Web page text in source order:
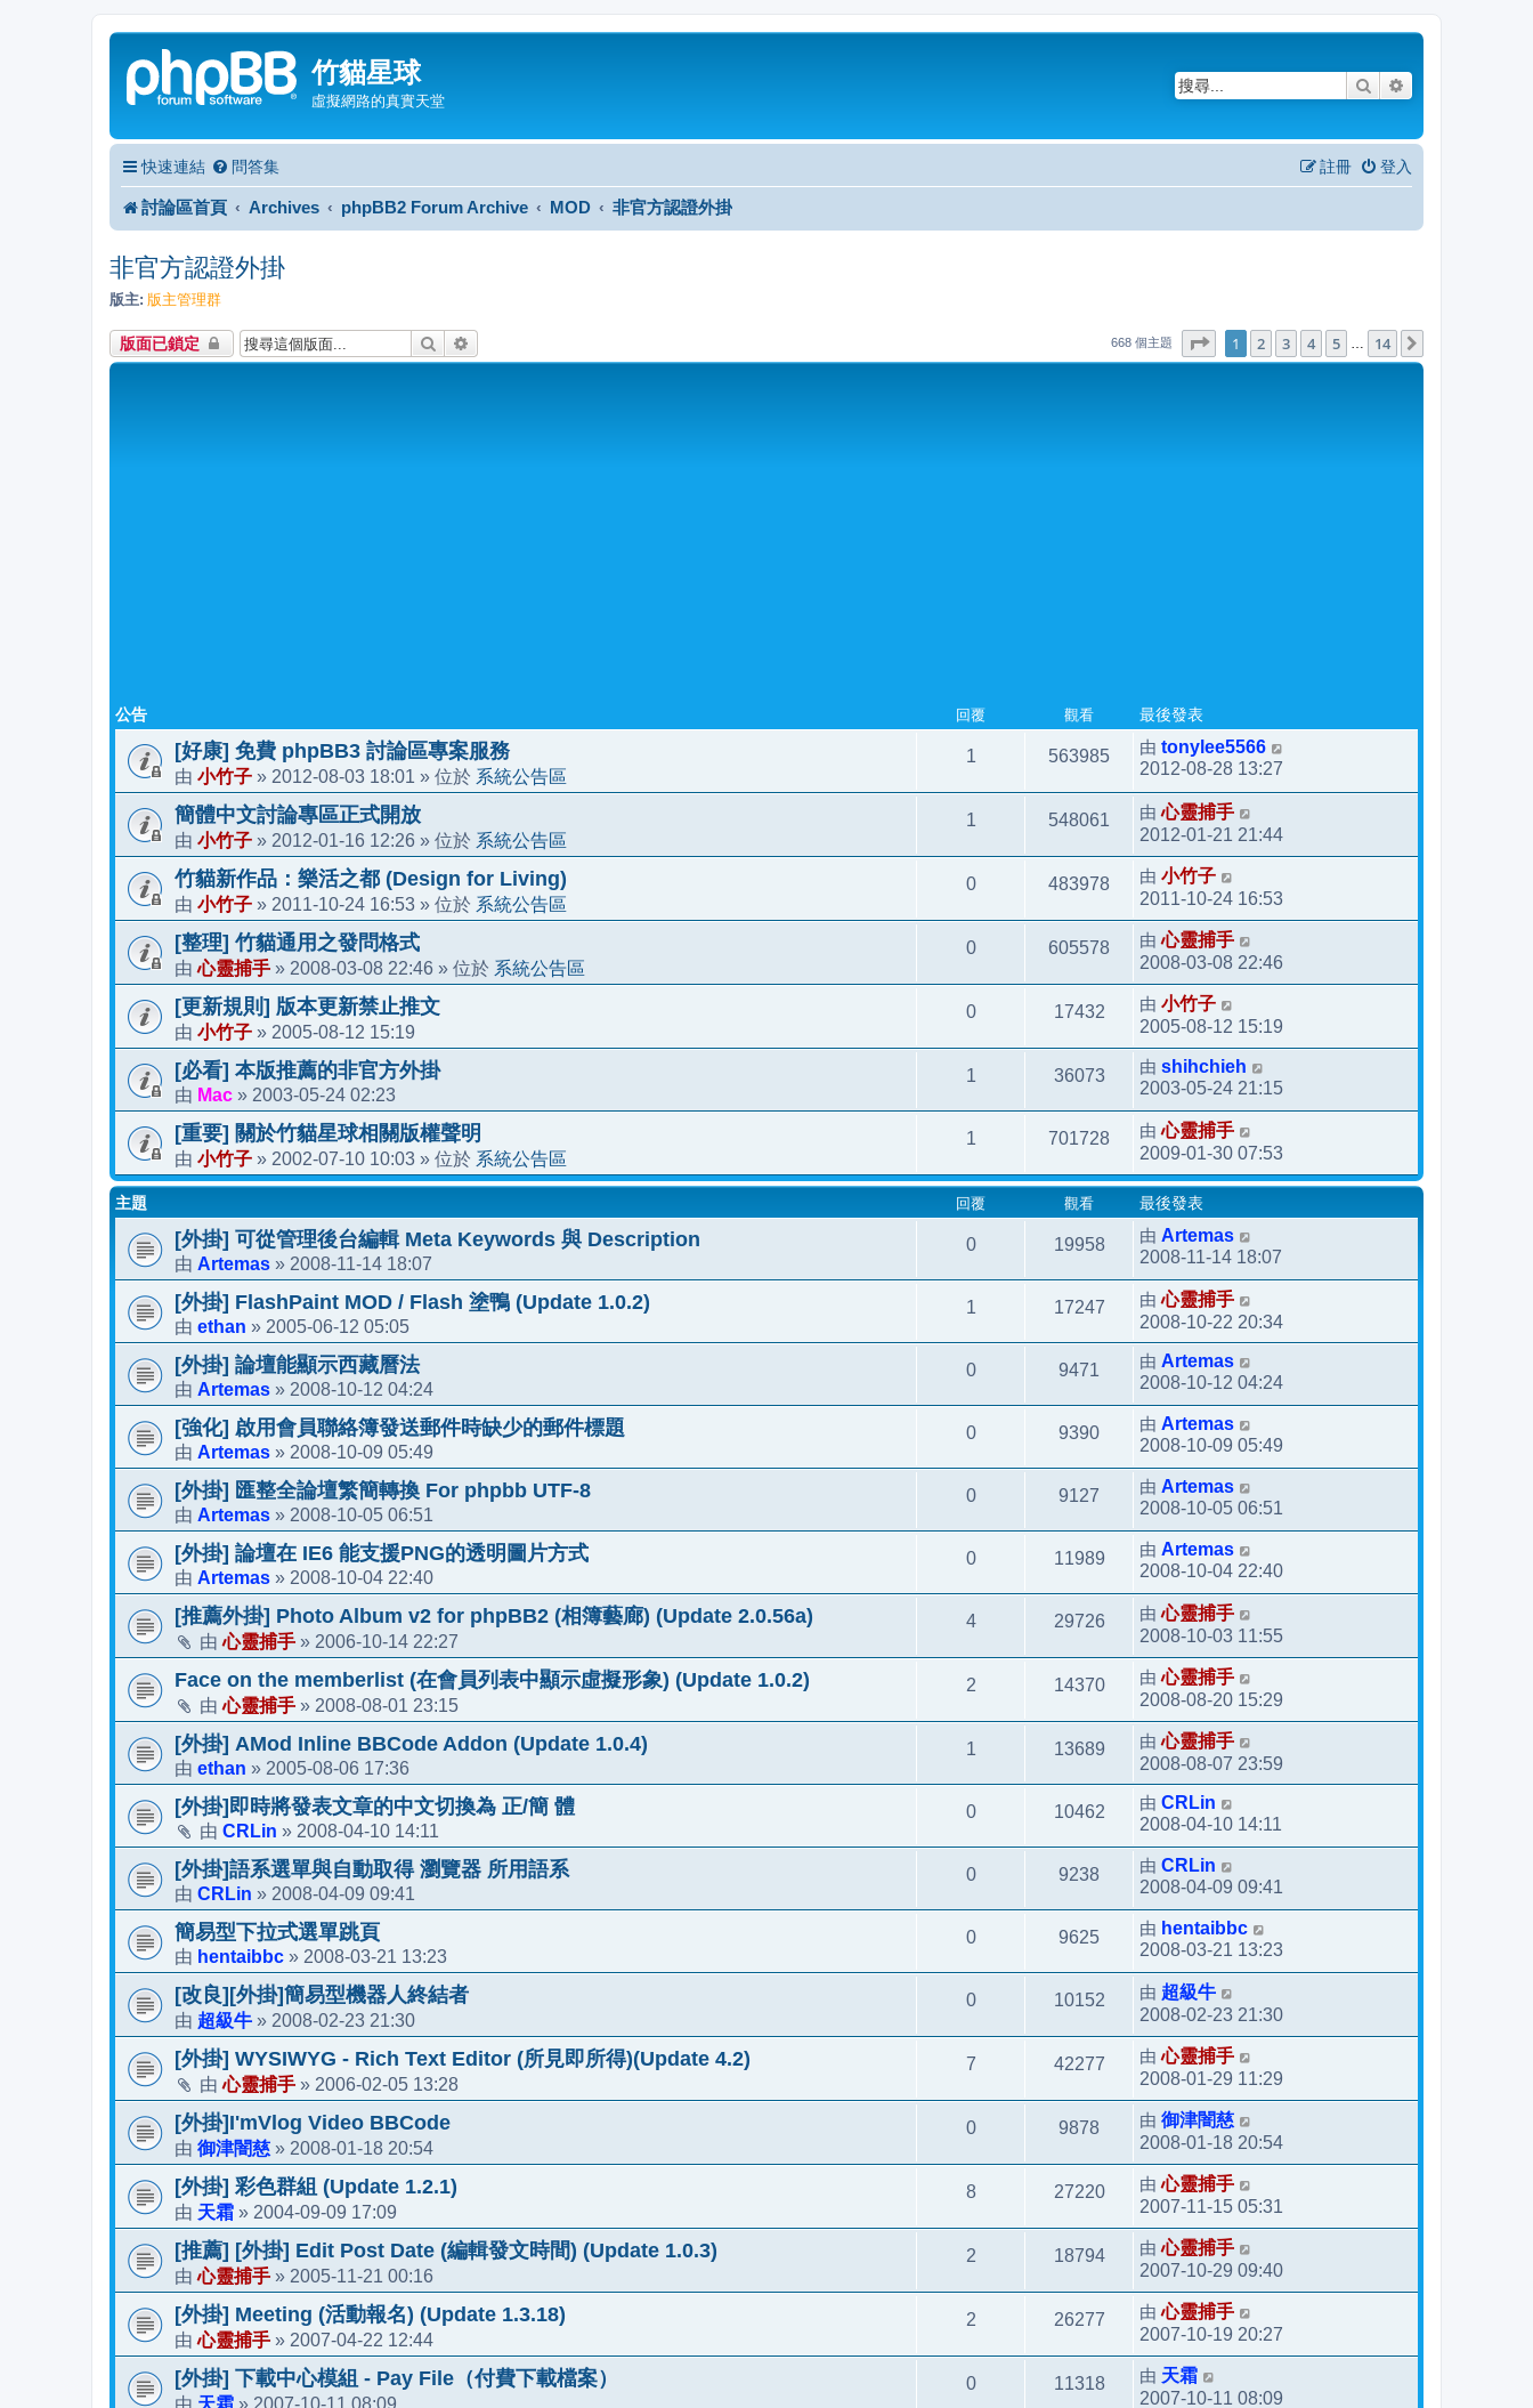
竹貓星球
虛擬網路的真實天堂
搜尋
快速連結 問答集 登入
註冊
討論區首頁 Archives phpBB2 Forum Archive MOD 非官方認證外掛
非官方認證外掛
版主: 版主管理群
版面已鎖定 搜尋 668 個主題 1 頁 (共 14頁)
1 2 3 4 5 … 14
公告 回覆 觀看 最後發表
[好康] 免費 phpBB3 討論區專案服務
由 小竹子 » 2012-08-03 18:01 » 位於 系統公告區
1 563985 由 tonylee5566
2012-08-28 13:27
簡體中文討論專區正式開放
由 小竹子 » 2012-01-16 12:26 » 位於 系統公告區
1 548061 由心靈捕手
2012-01-21 21:44
竹貓新作品：樂活之都 (Design for Living)
由 小竹子 » 2011-10-24 16:53 » 位於 系統公告區
0 483978 由 小竹子
2011-10-24 16:53
[整理] 竹貓通用之發問格式
由心靈捕手 » 2008-03-08 22:46 » 位於 系統公告區
0 605578 由心靈捕手
2008-03-08 22:46
[更新規則] 版本更新禁止推文
由 小竹子 » 2005-08-12 15:19
0 17432 由 小竹子
2005-08-12 15:19
[必看] 本版推薦的非官方外掛
由 Mac » 2003-05-24 02:23
1 36073 由 shihchieh
2003-05-24 21:15
[重要] 關於竹貓星球相關版權聲明
由 小竹子 » 2002-07-10 10:03 » 位於 系統公告區
1 701728 由心靈捕手
2009-01-30 07:53
主題 回覆 觀看 最後發表
[外掛] 可從管理後台編輯 Meta Keywords 與 Description
由 Artemas » 2008-11-14 18:07
0 19958 由 Artemas
2008-11-14 18:07
[外掛] FlashPaint MOD / Flash 塗鴨 (Update 1.0.2)
由 ethan » 2005-06-12 05:05
1 17247 由心靈捕手
2008-10-22 20:34
[外掛] 論壇能顯示西藏曆法
由 Artemas » 2008-10-12 04:24
0 9471 由 Artemas
2008-10-12 04:24
[強化] 啟用會員聯絡簿發送郵件時缺少的郵件標題
由 Artemas » 2008-10-09 05:49
0 9390 由 Artemas
2008-10-09 05:49
[外掛] 匯整全論壇繁簡轉換 For phpbb UTF-8
由 Artemas » 2008-10-05 06:51
0 9127 由 Artemas
2008-10-05 06:51
[外掛] 論壇在 IE6 能支援PNG的透明圖片方式
由 Artemas » 2008-10-04 22:40
0 11989 由 Artemas
2008-10-04 22:40
[推薦外掛] Photo Album v2 for phpBB2 (相簿藝廊) (Update 2.0.56a)
由心靈捕手 » 2006-10-14 22:27
4 29726 由心靈捕手
2008-10-03 11:55
Face on the memberlist (在會員列表中顯示虛擬形象) (Update 1.0.2)
由心靈捕手 » 2008-08-01 23:15
2 14370 由心靈捕手
2008-08-20 15:29
[外掛] AMod Inline BBCode Addon (Update 1.0.4)
由 ethan » 2005-08-06 17:36
1 13689 由心靈捕手
2008-08-07 23:59
[外掛]即時將發表文章的中文切換為 正/簡 體
由 CRLin » 2008-04-10 14:11
0 10462 由 CRLin
2008-04-10 14:11
[外掛]語系選單與自動取得 瀏覽器 所用語系
由 CRLin » 2008-04-09 09:41
0 9238 由 CRLin
2008-04-09 09:41
簡易型下拉式選單跳頁
由 hentaibbc » 2008-03-21 13:23
0 9625 由 hentaibbc
2008-03-21 13:23
[改良][外掛]簡易型機器人終結者
由 超級牛 » 2008-02-23 21:30
0 10152 由 超級牛
2008-02-23 21:30
[外掛] WYSIWYG - Rich Text Editor (所見即所得)(Update 4.2)
由心靈捕手 » 2006-02-05 13:28
7 42277 由心靈捕手
2008-01-29 11:29
[外掛]I'mVlog Video BBCode
由 御津闇慈 » 2008-01-18 20:54
0 9878 由 御津闇慈
2008-01-18 20:54
[外掛] 彩色群組 (Update 1.2.1)
由 天霜 » 2004-09-09 17:09
8 27220 由心靈捕手
2007-11-15 05:31
[推薦] [外掛] Edit Post Date (編輯發文時間) (Update 1.0.3)
由心靈捕手 » 2005-11-21 00:16
2 18794 由心靈捕手
2007-10-29 09:40
[外掛] Meeting (活動報名) (Update 1.3.18)
由心靈捕手 » 2007-04-22 12:44
2 26277 由心靈捕手
2007-10-19 20:27
[外掛] 下載中心模組 - Pay File（付費下載檔案）
天霜 2007-10-11 08:09
0 11318 由 天霜
2007-10-11 08:09